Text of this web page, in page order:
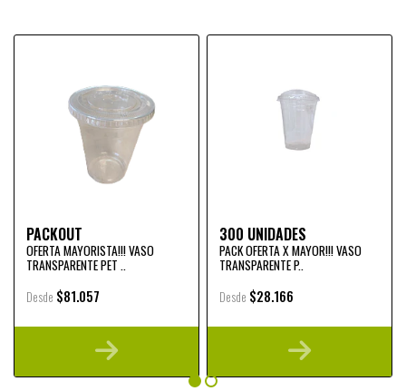
PACKOUT
OFERTA MAYORISTA!!! VASO
TRANSPARENTE PET ..
Desde $81.057
300 UNIDADES
PACK OFERTA X MAYOR!!! VASO
TRANSPARENTE P..
Desde $28.166